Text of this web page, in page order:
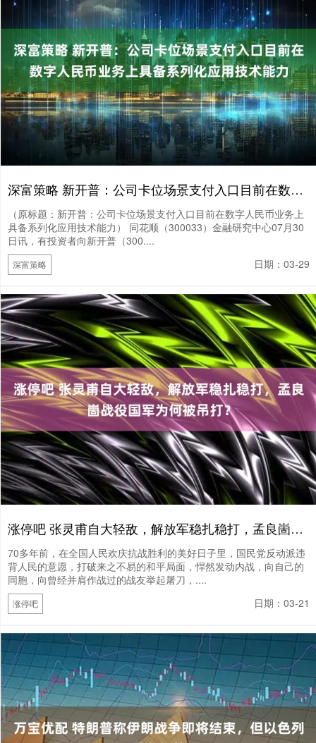
深富策略 新开普：公司卡位场景支付入口目前在数字人民币业务上具备系列化应用技术能力
（原标题：新开普：公司卡位场景支付入口目前在数字人民币业务上
具备系列化应用技术能力） 同花顺（300033）金融研究中心07月30
日讯，有投资者向新开普（300....
深富策略 日期：03-29
涨停吧 张灵甫自大轻敌，解放军稳扎稳打，孟良崮战役国军为何被吊打？
70多年前，在全国人民欢庆抗战胜利的美好日子里，国民党反动派违
背人民的意愿，打破来之不易的和平局面，悍然发动内战，向自己的
同胞，向曾经并肩作战过的战友举起屠刀，....
涨停吧 日期：03-21